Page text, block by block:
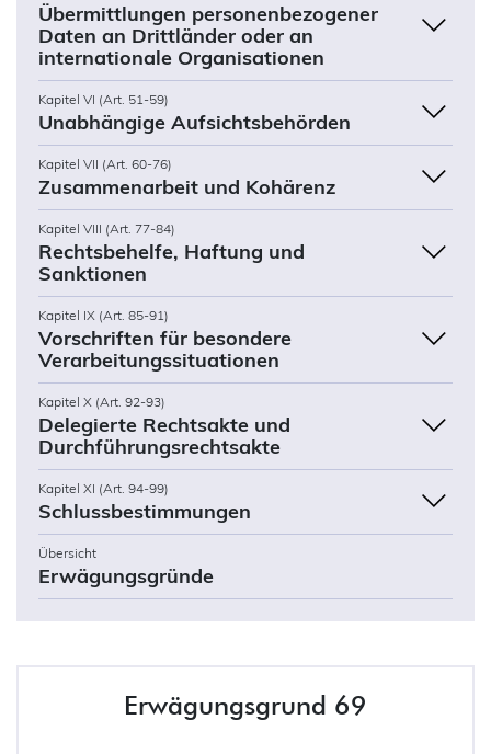
Übermittlungen personenbezogener
Daten an Drittländer oder an
internationale Organisationen
Kapitel VI (Art. 51-59)
Unabhängige Aufsichtsbehörden
Kapitel VII (Art. 60-76)
Zusammenarbeit und Kohärenz
Kapitel VIII (Art. 77-84)
Rechtsbehelfe, Haftung und
Sanktionen
Kapitel IX (Art. 85-91)
Vorschriften für besondere
Verarbeitungssituationen
Kapitel X (Art. 92-93)
Delegierte Rechtsakte und
Durchführungsrechtsakte
Kapitel XI (Art. 94-99)
Schlussbestimmungen
Übersicht
Erwägungsgründe
Erwägungsgrund 69